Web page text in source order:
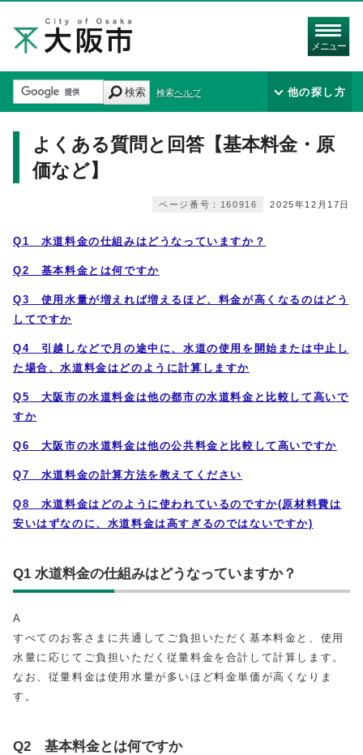
メニュー
検索 検索ヘルプ 他の探し方
よくある質問と回答【基本料金・原
価など】
2025年12月17日
ページ番号：160916
Q1 水道料金の仕組みはどうなっていますか？
Q2 基本料金とは何ですか
Q3
使用水量が増えれば増えるほど、料金が高くなるのはどう
してですか
Q4
引越しなどで月の途中に、水道の使用を開始または中止し
た場合、水道料金はどのように計算しますか
Q5
大阪市の水道料金は他の都市の水道料金と比較して高いで
すか
Q6 大阪市の水道料金は他の公共料金と比較して高いですか
Q7 水道料金の計算方法を教えてください
Q8 水道料金はどのように使われているのですか(原材料費は
安いはずなのに、水道料金は高すぎるのではないですか)
Q1 水道料金の仕組みはどうなっていますか？
A
すべてのお客さまに共通してご負担いただく基本料金と、使用
水量に応じてご負担いただく従量料金を合計して計算します。
なお、従量料金は使用水量が多いほど料金単価が高くなりま
す。
Q2 基本料金とは何ですか